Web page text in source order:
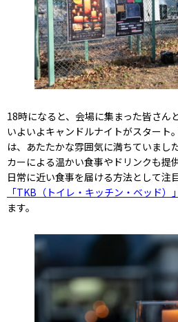
18時になると、会場に集まった皆さん
いよいよキャンドルナイトがスタート
は、あたたかな雰囲気に満ちていまし
カーによる温かい食事やドリンクも提
日常に近い食事を届ける方法として注
「TKB（トイレ・キッチン・ベッド）」
ます。